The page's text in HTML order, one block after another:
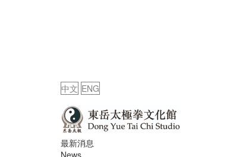
中文 ENG
最新消息
News